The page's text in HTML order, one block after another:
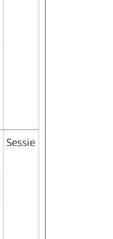
Sessie